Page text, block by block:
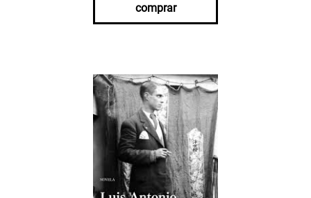
comprar